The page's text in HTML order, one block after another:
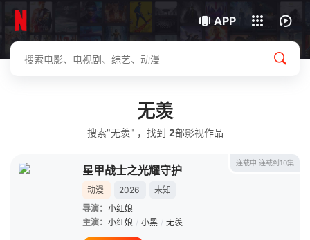
APP
下载客户端
我的观影记录
无羡
搜索"无羡" ，找到 2部影视作品
连载中 连载到10集
星甲战士之光耀守护
动漫 2026
未知
导演： 小红娘
主演： 小红娘 / 小黑 / 无羡